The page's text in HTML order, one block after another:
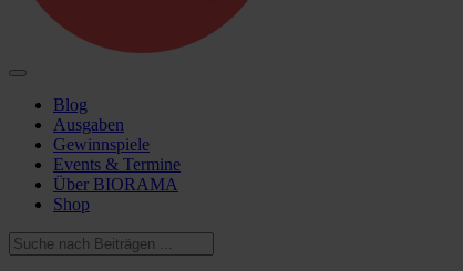
Blog
Ausgaben
Gewinnspiele
Events & Termine
Über BIORAMA
Shop